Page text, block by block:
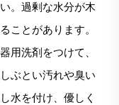
。過剰な水分が木
ことがあります。
用洗剤をつけて、
ぶとい汚れや臭い
水を付け、優しく